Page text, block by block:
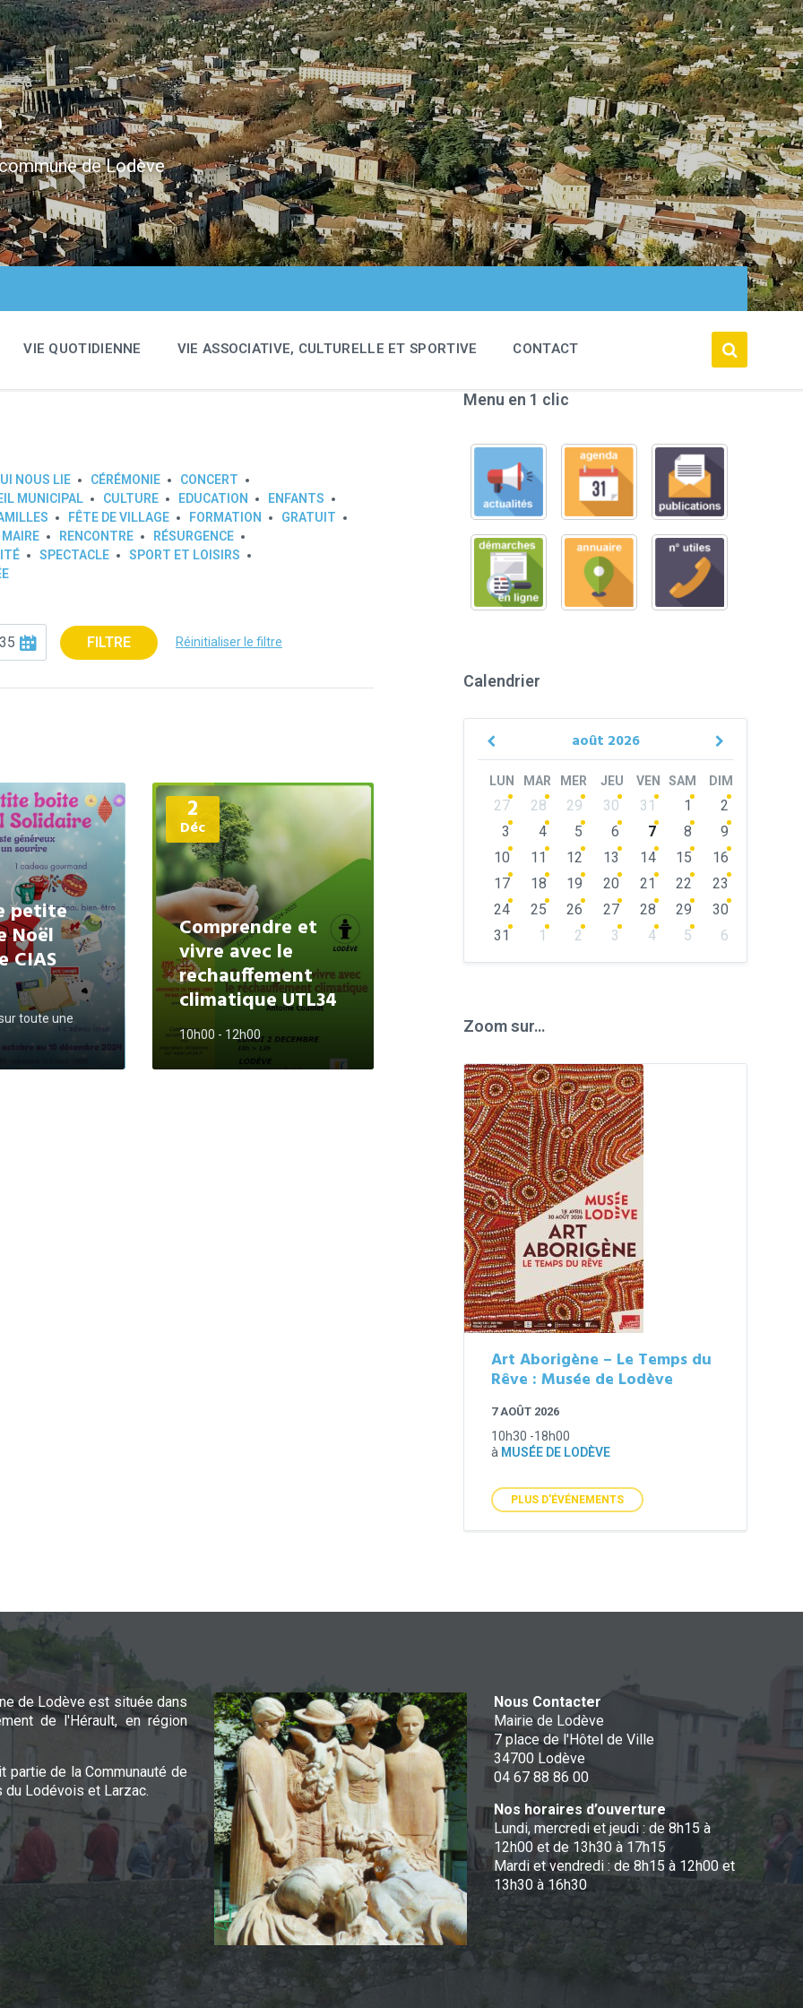
de Lodève
VIE QUOTIDIENNE VIE ASSOCIATIVE, CULTURELLE ET SPORTIVE CONTACT
NOUS LIE CÉRÉMONIE
CONCERT
MUNICIPAL CULTURE EDUCATION
ENFANTS
FÊTE DE VILLAGE FORMATION
GRATUIT
MAIRE RENCONTRE
RÉSURGENCE
SPECTACLE
SPORT ET LOISIRS
FILTRE Réinitialiser le filtre
petite
Noël
CIAS
toute une
2
Déc
Comprendre et
vivre avec le
rechauffement
climatique UTL34
10h00 - 12h00
Plus
d'informations
Menu en 1 clic
Calendrier
août 2026
Previous
Next
LUN MAR MER JEU VEN SAM DIM
Skip
calendar
days
27 28 29 30 31 1
2
3
4 5 6 7 8
9
10
11 12 13 14 15
16
17
18 19 20 21 22
23
24
25 26 27 28 29
30
31
1 2 3 4 5
6
Zoom sur…
Art Aborigène – Le Temps du
Rêve : Musée de Lodève
7 AOÛT 2026
10h30 -18h00
à MUSÉE DE LODÈVE
PLUS D'ÉVÉNEMENTS
de Lodève est située dans
de l'Hérault, en région
partie de la Communauté de
du Lodévois et Larzac.
Nous Contacter
Mairie de Lodève
7 place de l'Hôtel de Ville
34700 Lodève
04 67 88 86 00
Nos horaires d’ouverture
Lundi, mercredi et jeudi : de 8h15 à
12h00 et de 13h30 à 17h15
Mardi et vendredi : de 8h15 à 12h00 et
13h30 à 16h30